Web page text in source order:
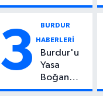
Başından
Çocuktan
Kötü Haber!
3 BURDUR
HABERLERİ
Burdur'u
Yasa
Boğan
Ölüm: